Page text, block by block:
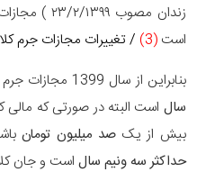
زندان مصوب
است(3)
/ تغییرات مجازات جرم
بنابراین از سال 1399 مجازات جرم کلاهبرداری
سال است البته در صورتی که مالی
بیش از یک صد میلیون تومان
حداکثر سه ونیم سالاست و جان